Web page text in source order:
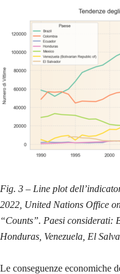
Fig. 3 – Line plot
2022, United Nations Office
“Counts”. Paesi considerati:
Honduras, Venezuela, El
Le conseguenze economiche